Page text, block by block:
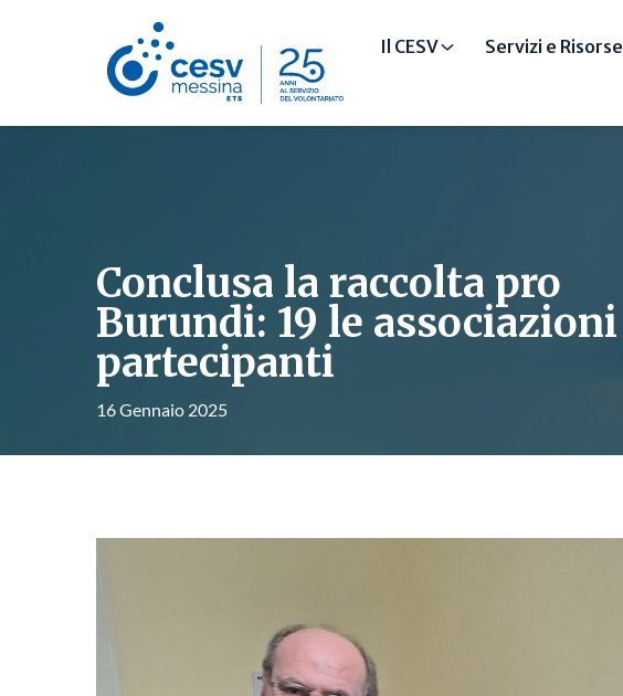
Il CESV Servizi e Risorse
Conclusa la raccolta pro
Burundi: 19 le associazioni
partecipanti
16 Gennaio 2025